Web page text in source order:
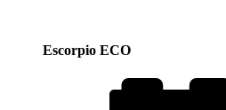
Escorpio ECO